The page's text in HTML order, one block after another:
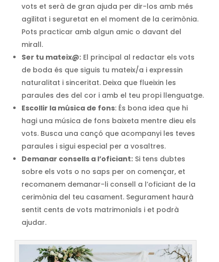
vots et serà de gran ajuda per dir-los amb més
agilitat i seguretat en el moment de la cerimònia.
Pots practicar amb algun amic o davant del
mirall.
Ser tu mateix@: El principal al redactar els vots
de boda és que siguis tu mateix/a i expressin
naturalitat i sinceritat. Deixa que flueixin les
paraules des del cor i amb el teu propi llenguatge.
Escollir la música de fons: És bona idea que hi
hagi una música de fons baixeta mentre dieu els
vots. Busca una cançó que acompanyi les teves
paraules i sigui especial per a vosaltres.
Demanar consells a l’oficiant: Si tens dubtes
sobre els vots o no saps per on començar, et
recomanem demanar-li consell a l’oficiant de la
cerimònia del teu casament. Segurament haurà
sentit cents de vots matrimonials i et podrà
ajudar.